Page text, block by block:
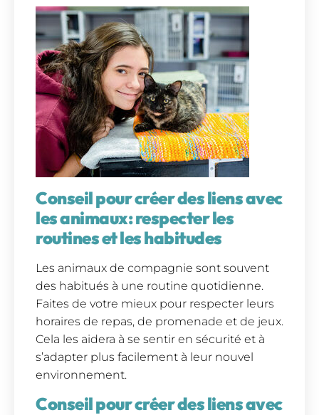
Conseil pour créer des liens avec
les animaux: respecter les
routines et les habitudes
Les animaux de compagnie sont souvent
des habitués à une routine quotidienne.
Faites de votre mieux pour respecter leurs
horaires de repas, de promenade et de jeux.
Cela les aidera à se sentir en sécurité et à
s’adapter plus facilement à leur nouvel
environnement.
Conseil pour créer des liens avec